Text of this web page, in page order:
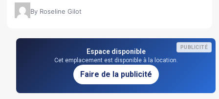
By Roseline Gilot
PUBLICITÉ
Espace disponible
Cet emplacement est disponible à la location.
Faire de la publicité